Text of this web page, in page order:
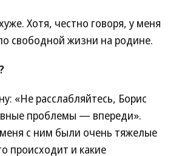
Хотя, честно говоря, у меня
свободной жизни на родине.
«Не расслабляйтесь, Борис
проблемы — впереди».
с ним были очень тяжелые
происходит и какие